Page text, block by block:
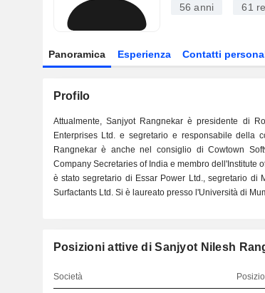
56 anni 61
Panoramica Esperienza Contatti
Profilo
Attualmente, Sanjyot Rangnekar è presidente di
Enterprises Ltd. e segretario e responsabile della
Rangnekar è anche nel consiglio di Cowtown
Company Secretaries of India e membro dell'Institute
è stato segretario di Essar Power Ltd., segretario di
Surfactants Ltd. Si è laureato presso l'Università di
Posizioni attive di Sanjyot Nilesh
Società